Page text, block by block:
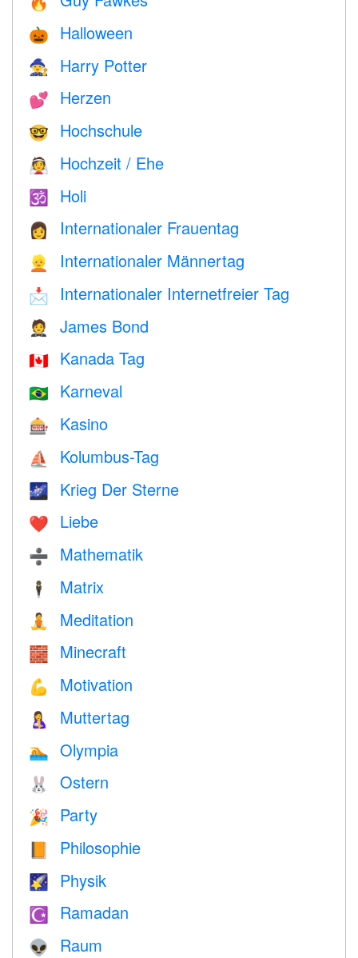
🎃 Halloween
🧙 Harry Potter
💕 Herzen
🤓 Hochschule
👰 Hochzeit / Ehe
🕉 Holi
👩 Internationaler Frauentag
👱 Internationaler Männertag
📩 Internationaler Internetfreier Tag
🤵 James Bond
🇨🇦 Kanada Tag
🇧🇷 Karneval
🎰 Kasino
⛵️ Kolumbus-Tag
🌌 Krieg Der Sterne
❤️️ Liebe
➗ Mathematik
🕴️ Matrix
🧘 Meditation
🧱 Minecraft
💪 Motivation
🤱 Muttertag
🏊 Olympia
🐰 Ostern
🎉 Party
📙 Philosophie
🌠 Physik
☪️ Ramadan
👽 Raum